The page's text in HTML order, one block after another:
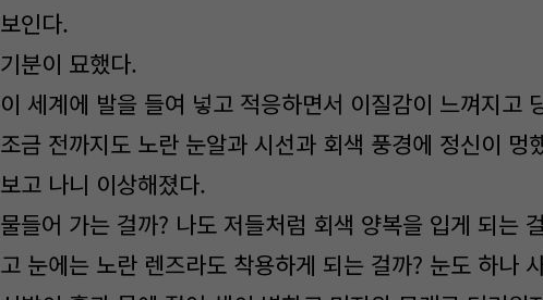
보인다.
기분이 묘했다.
이 세계에 발을 들여 넣고 적응하면서 이질감이 느껴지고
조금 전까지도 노란 눈알과 시선과 회색 풍경에 정신이 멍
보고 나니 이상해졌다.
물들어 가는 걸까? 나도 저들처럼 회색 양복을 입게 되는
고 눈에는 노란 렌즈라도 착용하게 되는 걸까? 눈도 하나